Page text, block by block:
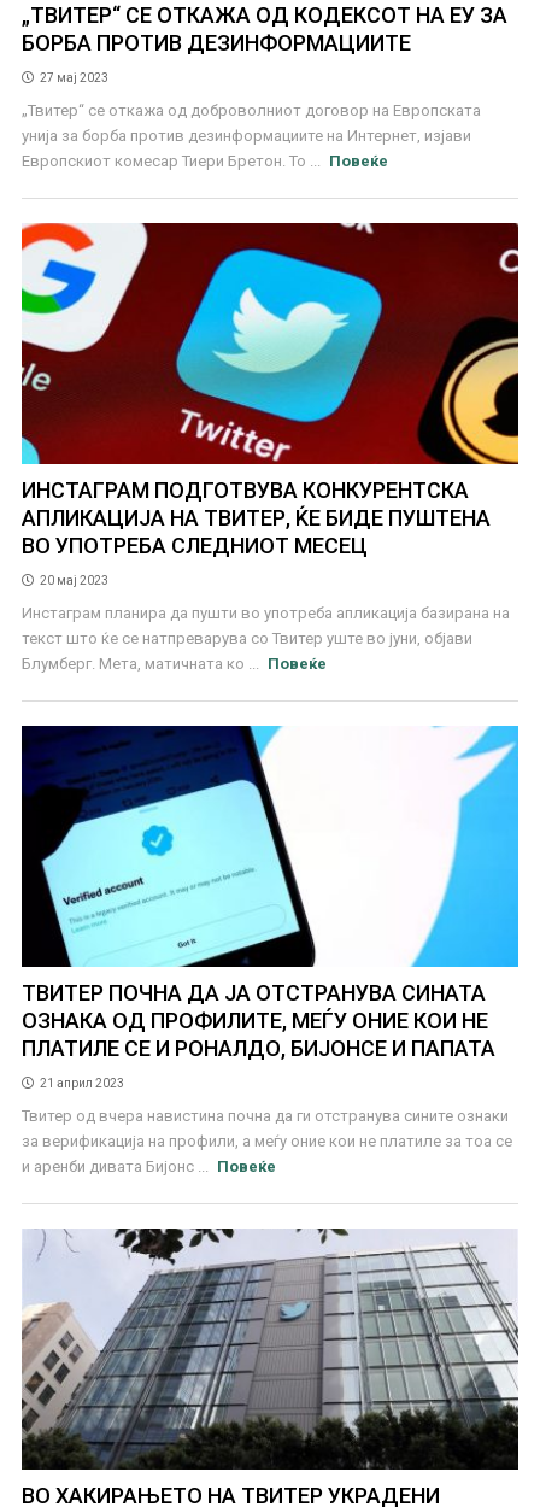
„ТВИТЕР“ СЕ ОТКАЖА ОД КОДЕКСОТ НА ЕУ ЗА
БОРБА ПРОТИВ ДЕЗИНФОРМАЦИИТЕ
27 мај 2023
„Твитер“ се откажа од доброволниот договор на Европската
унија за борба против дезинформациите на Интернет, изјави
Европскиот комесар Тиери Бретон. То ...
Повеќе
ИНСТАГРАМ ПОДГОТВУВА КОНКУРЕНТСКА
АПЛИКАЦИЈА НА ТВИТЕР, ЌЕ БИДЕ ПУШТЕНА
ВО УПОТРЕБА СЛЕДНИОТ МЕСЕЦ
20 мај 2023
Инстаграм планира да пушти во употреба апликација базирана на
текст што ќе се натпреварува со Твитер уште во јуни, објави
Блумберг. Мета, матичната ко ...
Повеќе
ТВИТЕР ПОЧНА ДА ЈА ОТСТРАНУВА СИНАТА
ОЗНАКА ОД ПРОФИЛИТЕ, МЕЃУ ОНИЕ КОИ НЕ
ПЛАТИЛЕ СЕ И РОНАЛДО, БИЈОНСЕ И ПАПАТА
21 април 2023
Твитер од вчера навистина почна да ги отстранува сините ознаки
за верификација на профили, а меѓу оние кои не платиле за тоа се
и аренби дивата Бијонс ...
Повеќе
ВО ХАКИРАЊЕТО НА ТВИТЕР УКРАДЕНИ